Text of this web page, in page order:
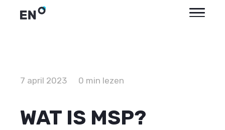
7 april 2023 0 min lezen
WAT IS MSP?